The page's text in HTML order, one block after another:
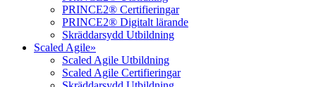
PRINCE2® Certifieringar
PRINCE2® Digitalt lärande
Skräddarsydd Utbildning
Scaled Agile»
Scaled Agile Utbildning
Scaled Agile Certifieringar